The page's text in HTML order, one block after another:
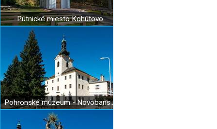
Pútnické miesto Kohútovo
Pohronské múzeum - Novobanská radnica